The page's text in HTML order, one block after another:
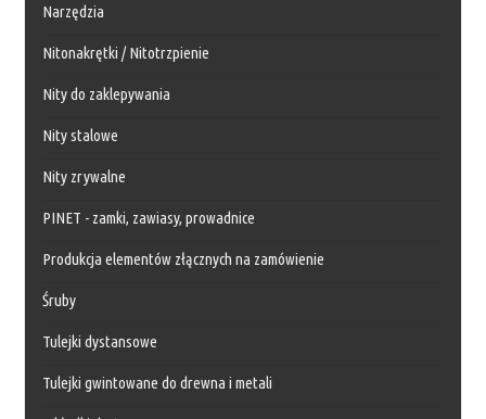
Narzędzia
Nitonakrętki / Nitotrzpienie
Nity do zaklepywania
Nity stalowe
Nity zrywalne
PINET - zamki, zawiasy, prowadnice
Produkcja elementów złącznych na zamówienie
Śruby
Tulejki dystansowe
Tulejki gwintowane do drewna i metali